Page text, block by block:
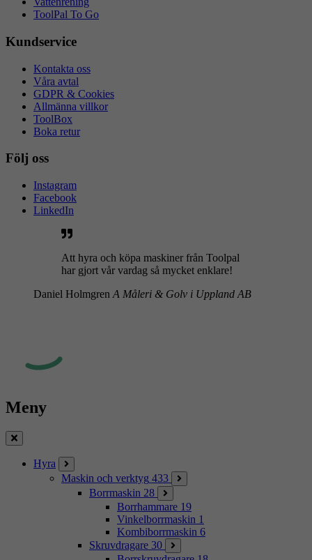
ToolPal To Go
Kundservice
Kontakta oss
Våra avtal
GDPR & Cookies
Allmänna villkor
ToolBox
Boka retur
Följ oss
Instagram
Facebook
LinkedIn
Att hyra och köpa maskiner från Toolpal
har gjort vår vardag så mycket enklare!
Daniel Holmgren A Måleri & Golv i Uppland AB
Meny
Stäng
Hyra
Maskin och verktyg 433
Borrmaskin 28
Borrhammare 19
Vinkelborrmaskin 1
Kombiborrmaskin 6
Skruvdragare 30